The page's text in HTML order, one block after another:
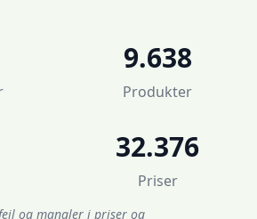
9.638
Produkter
32.376
Priser
og mangler i priser og